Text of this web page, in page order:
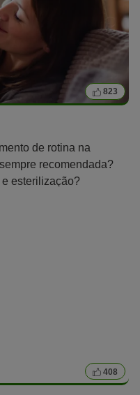
823
de rotina na
recomendada?
esterilização?
408